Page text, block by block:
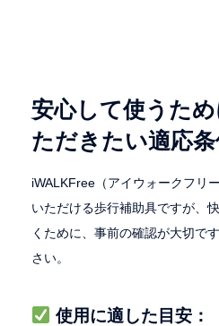
安心して使うた
ただきたい適応
iWALKFree（アイウォークフリ
いただける歩行補助具ですが、
くために、事前の確認が大切で
さい。
使用に適した目安：